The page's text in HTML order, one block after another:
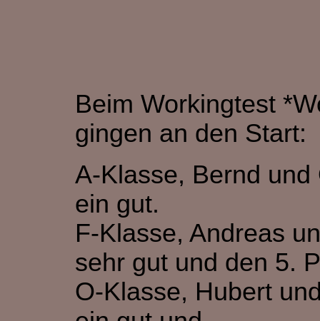
Beim Workingtest
gingen an den Start:
A-Klasse, Bernd
ein gut.
F-Klasse, Andreas
sehr gut und den 5.
O-Klasse, Hubert